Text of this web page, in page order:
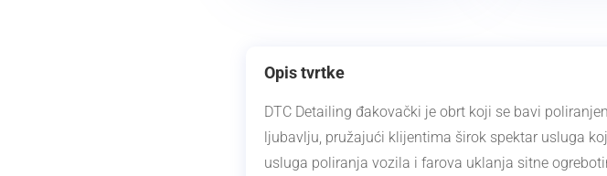
Opis tvrtke
DTC Detailing đakovački je obrt koji se bavi
ljubavlju, pružajući klijentima širok spektar usluga
usluga poliranja vozila i farova uklanja sitne